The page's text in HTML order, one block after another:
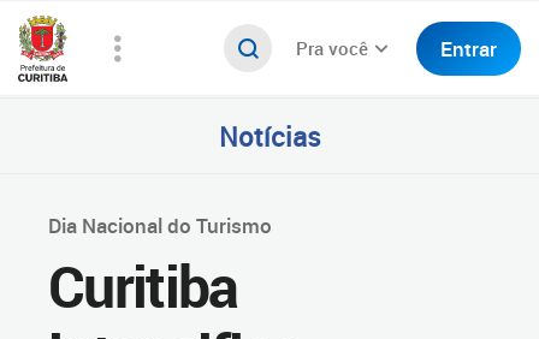
Pra você Entrar
Notícias
Dia Nacional do Turismo
Curitiba